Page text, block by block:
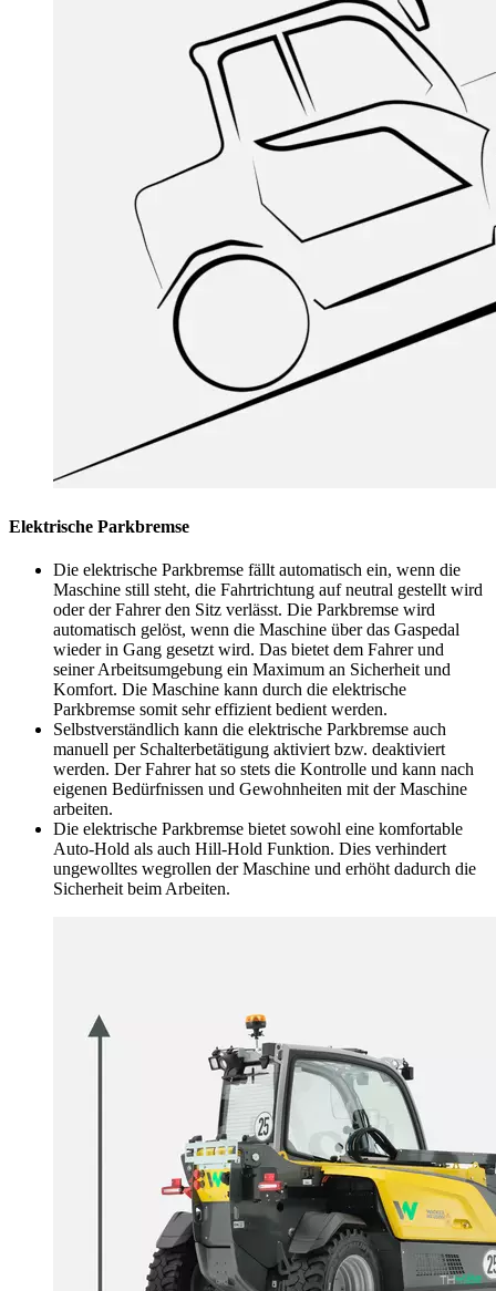
Elektrische Parkbremse
Die elektrische Parkbremse fällt automatisch ein, wenn die
Maschine still steht, die Fahrtrichtung auf neutral gestellt wird
oder der Fahrer den Sitz verlässt. Die Parkbremse wird
automatisch gelöst, wenn die Maschine über das Gaspedal
wieder in Gang gesetzt wird. Das bietet dem Fahrer und
seiner Arbeitsumgebung ein Maximum an Sicherheit und
Komfort. Die Maschine kann durch die elektrische
Parkbremse somit sehr effizient bedient werden.
Selbstverständlich kann die elektrische Parkbremse auch
manuell per Schalterbetätigung aktiviert bzw. deaktiviert
werden. Der Fahrer hat so stets die Kontrolle und kann nach
eigenen Bedürfnissen und Gewohnheiten mit der Maschine
arbeiten.
Die elektrische Parkbremse bietet sowohl eine komfortable
Auto-Hold als auch Hill-Hold Funktion. Dies verhindert
ungewolltes wegrollen der Maschine und erhöht dadurch die
Sicherheit beim Arbeiten.